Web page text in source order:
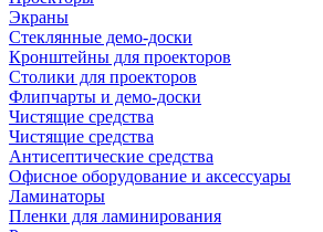
Экраны
Стеклянные демо-доски
Кронштейны для проекторов
Столики для проекторов
Флипчарты и демо-доски
Чистящие средства
Чистящие средства
Антисептические средства
Офисное оборудование и аксессуары
Ламинаторы
Пленки для ламинирования